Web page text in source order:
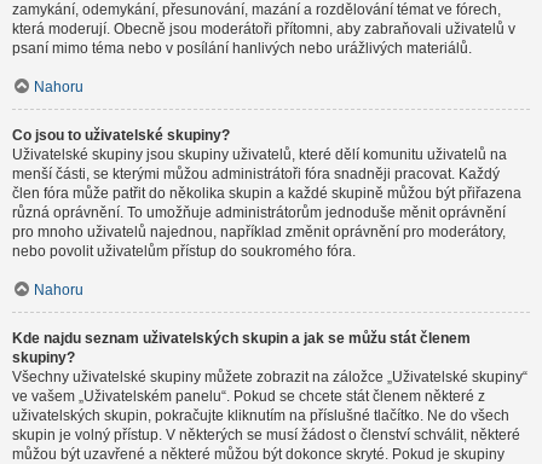
zamykání, odemykání, přesunování, mazání a rozdělování témat ve fórech,
která moderují. Obecně jsou moderátoři přítomni, aby zabraňovali uživatelů v
psaní mimo téma nebo v posílání hanlivých nebo urážlivých materiálů.
Nahoru
Co jsou to uživatelské skupiny?
Uživatelské skupiny jsou skupiny uživatelů, které dělí komunitu uživatelů na
menší části, se kterými můžou administrátoři fóra snadněji pracovat. Každý
člen fóra může patřit do několika skupin a každé skupině můžou být přiřazena
různá oprávnění. To umožňuje administrátorům jednoduše měnit oprávnění
pro mnoho uživatelů najednou, například změnit oprávnění pro moderátory,
nebo povolit uživatelům přístup do soukromého fóra.
Nahoru
Kde najdu seznam uživatelských skupin a jak se můžu stát členem
skupiny?
Všechny uživatelské skupiny můžete zobrazit na záložce „Uživatelské skupiny“
ve vašem „Uživatelském panelu“. Pokud se chcete stát členem některé z
uživatelských skupin, pokračujte kliknutím na příslušné tlačítko. Ne do všech
skupin je volný přístup. V některých se musí žádost o členství schválit, některé
můžou být uzavřené a některé můžou být dokonce skryté. Pokud je skupiny